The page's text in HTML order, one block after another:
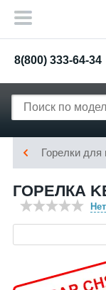
8(800) 333-64-34
Горелки для
ГОРЕЛКА